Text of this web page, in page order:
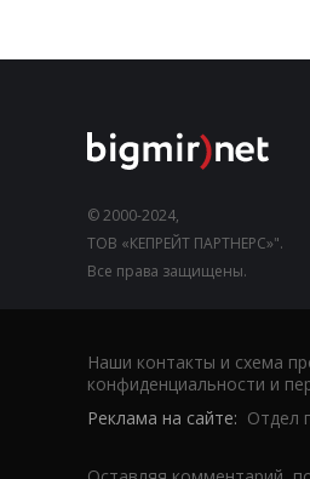
© 2000-2024,
ТОВ «КЕПРЕЙТ ПАРТНЕРС»".
Все права защищены.
Наши контакты и схема
конфиденциальности и
Реклама на сайте: Отдел